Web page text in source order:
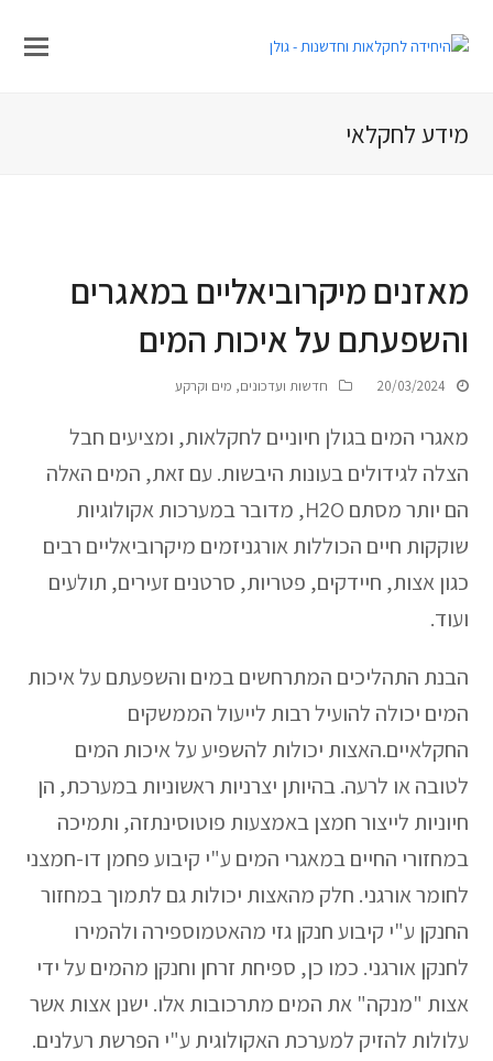
מידע לחקלאי
מאזנים מיקרוביאליים במאגרים
והשפעתם על איכות המים
20/03/2024 חדשות ועדכונים, מים וקרקע
מאגרי המים בגולן חיוניים לחקלאות, ומציעים חבל
הצלה לגידולים בעונות היבשות. עם זאת, המים האלה
הם יותר מסתם H2O, מדובר במערכות אקולוגיות
שוקקות חיים הכוללות אורגניזמים מיקרוביאליים רבים
כגון אצות, חיידקים, פטריות, סרטנים זעירים, תולעים
ועוד.
הבנת התהליכים המתרחשים במים והשפעתם על איכות
המים יכולה להועיל רבות לייעול הממשקים
החקלאיים.האצות יכולות להשפיע על איכות המים
לטובה או לרעה. בהיותן יצרניות ראשוניות במערכת, הן
חיוניות לייצור חמצן באמצעות פוטוסינתזה, ותמיכה
במחזורי החיים במאגרי המים ע"י קיבוע פחמן דו-חמצני
לחומר אורגני. חלק מהאצות יכולות גם לתמוך במחזור
החנקן ע"י קיבוע חנקן גזי מהאטמוספירה ולהמירו
לחנקן אורגני. כמו כן, ספיחת זרחן וחנקן מהמים על ידי
אצות "מנקה" את המים מתרכובות אלו. ישנן אצות אשר
עלולות להזיק למערכת האקולוגית ע"י הפרשת רעלנים.